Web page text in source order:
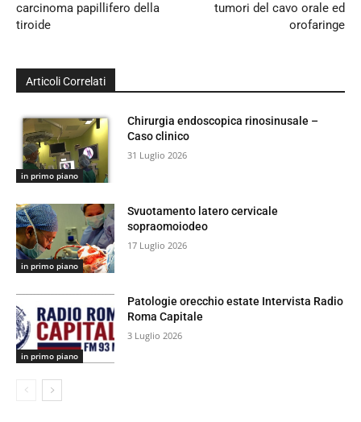
carcinoma papillifero della
tiroide
tumori del cavo orale ed
orofaringe
Articoli Correlati
in primo piano
Chirurgia endoscopica rinosinusale –
Caso clinico
31 Luglio 2026
in primo piano
Svuotamento latero cervicale
sopraomoiodeo
17 Luglio 2026
in primo piano
Patologie orecchio estate Intervista Radio
Roma Capitale
3 Luglio 2026